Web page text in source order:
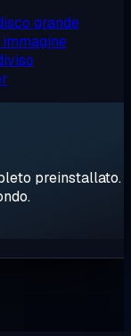
grande
preinstallato.